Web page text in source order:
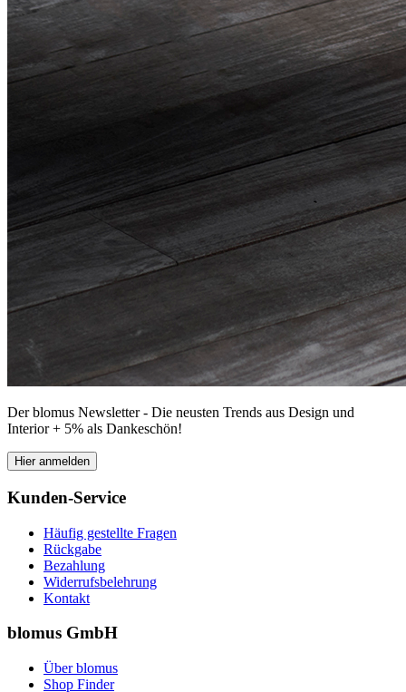
Der blomus Newsletter - Die neusten Trends aus Design und
Interior + 5% als Dankeschön!
Hier anmelden
Kunden-Service
Häufig gestellte Fragen
Rückgabe
Bezahlung
Widerrufsbelehrung
Kontakt
blomus GmbH
Über blomus
Shop Finder